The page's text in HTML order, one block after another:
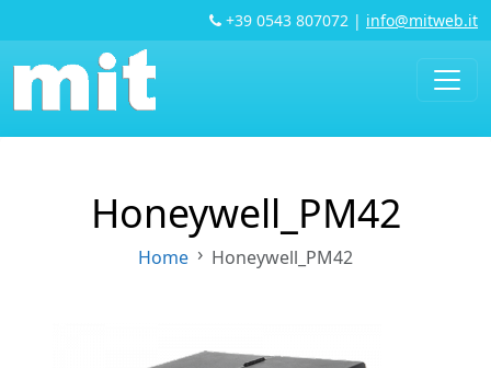
+39 0543 807072 | info@mitweb.it
Honeywell_PM42
Home Honeywell_PM42